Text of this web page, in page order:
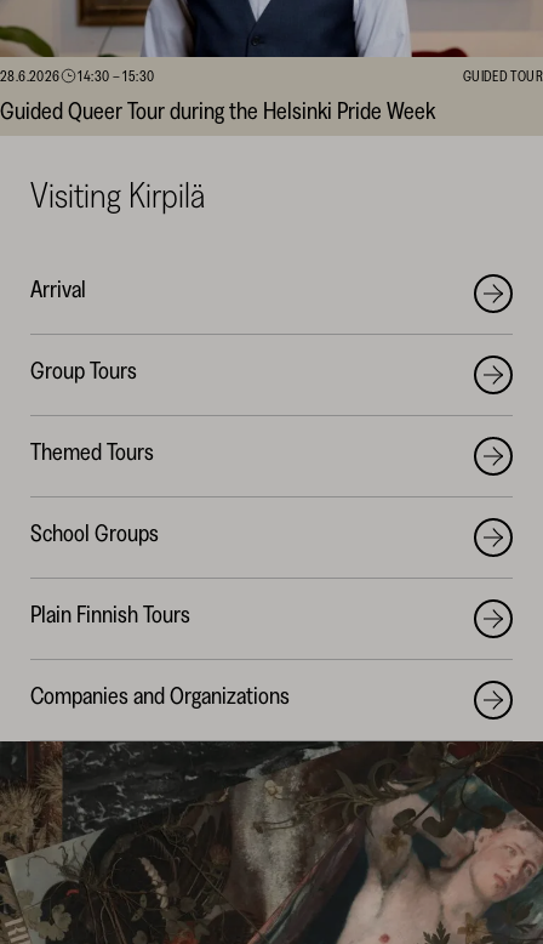
28.6.2026 14:30 –15:30 GUIDED TOUR
Guided Queer Tour during the Helsinki Pride Week
Visiting Kirpilä
Arrival
Group Tours
Themed Tours
School Groups
Plain Finnish Tours
Companies and Organizations